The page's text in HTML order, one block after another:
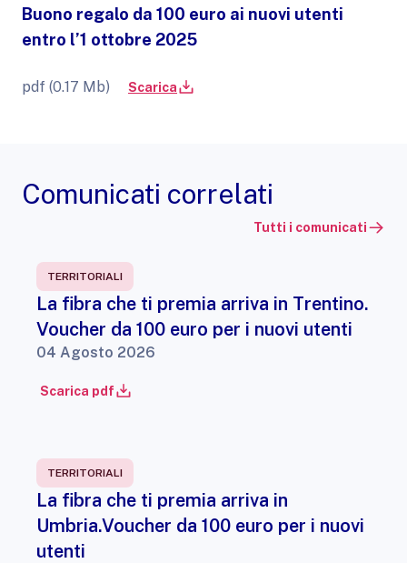
Buono regalo da 100 euro ai nuovi utenti
entro l’1 ottobre 2025
pdf (0.17 Mb) Scarica
Comunicati correlati
Tutti i comunicati
TERRITORIALI
La fibra che ti premia arriva in Trentino.
Voucher da 100 euro per i nuovi utenti
04 Agosto 2026
Scarica pdf
TERRITORIALI
La fibra che ti premia arriva in
Umbria.Voucher da 100 euro per i nuovi
utenti